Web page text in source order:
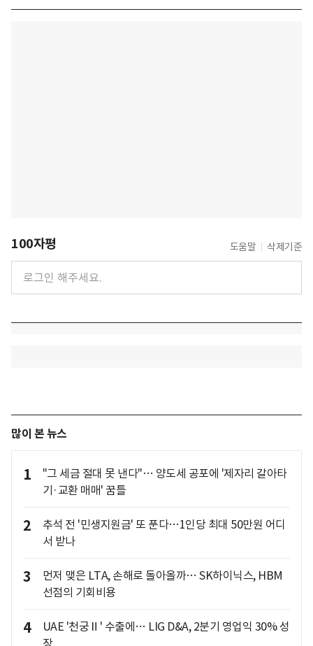
100자평 도움말 삭제기준
많이 본 뉴스
1
"그 세금 절대 못 낸다"… 양도세 공포에 '제자리 갈아타
기·교환 매매' 꿈틀
2
추석 전 '민생지원금' 또 푼다…1인당 최대 50만원 어디
서 받나
3
먼저 맺은 LTA, 손해로 돌아올까… SK하이닉스, HBM
선점의 기회비용
4
UAE '천궁Ⅱ' 수출에… LIG D&A, 2분기 영업익 30% 성
장